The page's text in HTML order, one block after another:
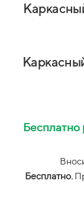
Бесплатно
Бесплатно.